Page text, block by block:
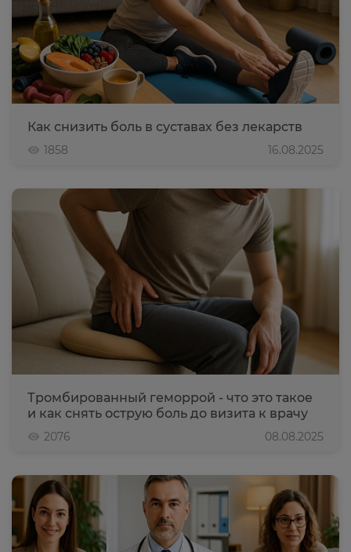
Как снизить боль в суставах без лекарств
1858 16.08.2025
Тромбированный геморрой - что это такое
и как снять острую боль до визита к врачу
2076 08.08.2025